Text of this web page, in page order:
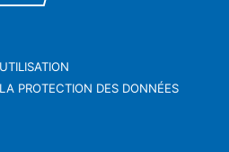
PROTECTION DES DONNÉES